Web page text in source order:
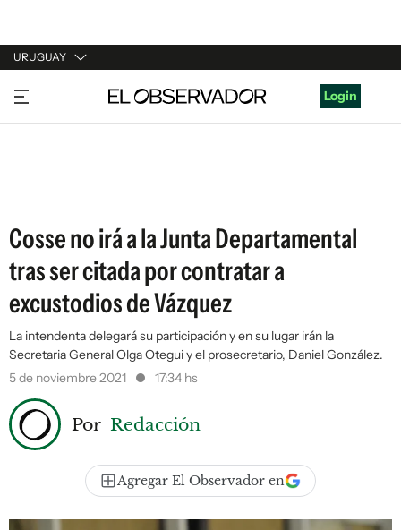
URUGUAY
URUGUAY
ARGENTINA
Login
Cosse no irá a la Junta Departamental
tras ser citada por contratar a
excustodios de Vázquez
La intendenta delegará su participación y en su lugar irán la
Secretaria General Olga Otegui y el prosecretario, Daniel González.
5 de noviembre 2021
17:34 hs
Por Redacción
Agregar El Observador en